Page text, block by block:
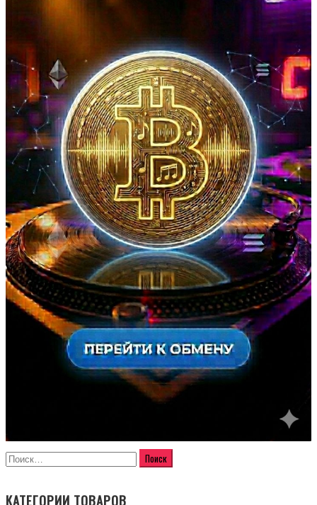
КАТЕГОРИИ ТОВАРОВ